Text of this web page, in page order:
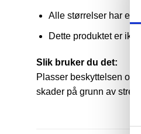
Alle størrelser har et
Dette produktet er
Slik bruker du det:
Plasser beskyttelsen
skader på grunn av